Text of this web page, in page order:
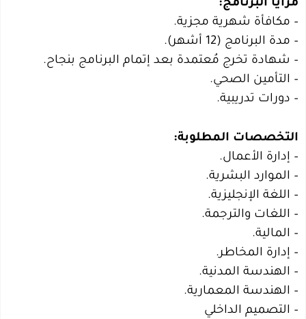
مزايا البرنامج:
– مكافأة شهرية مجزية.
– مدة البرنامج (12 أشهر).
– شهادة تخرج مُعتمدة بعد إتمام البرنامج بنجاح.
– التأمين الصحي.
– دورات تدريبية.
التخصصات المطلوبة:
– إدارة الأعمال.
– الموارد البشرية.
– اللغة الإنجليزية.
– اللغات والترجمة.
– المالية.
– إدارة المخاطر.
– الهندسة المدنية.
– الهندسة المعمارية.
– التصميم الداخلي